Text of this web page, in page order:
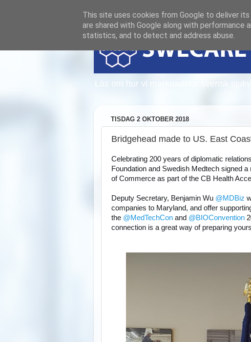
Läs om hur vi marknadsför svensk
TISDAG 2 OKTOBER 2018
Bridgehead made to US. East
Celebrating 200 years of diplomatic
Foundation and Swedish Medtech signed a
of Commerce as part of the CB Health
Deputy Secretary, Benjamin Wu @MDBiz
companies to Maryland, and offer
the @MedTechCon and @BIOConvention
connection is a great way of preparing
This site uses cookies from Google to deliver
are shared with Google along with
statistics, and to detect and address abuse.